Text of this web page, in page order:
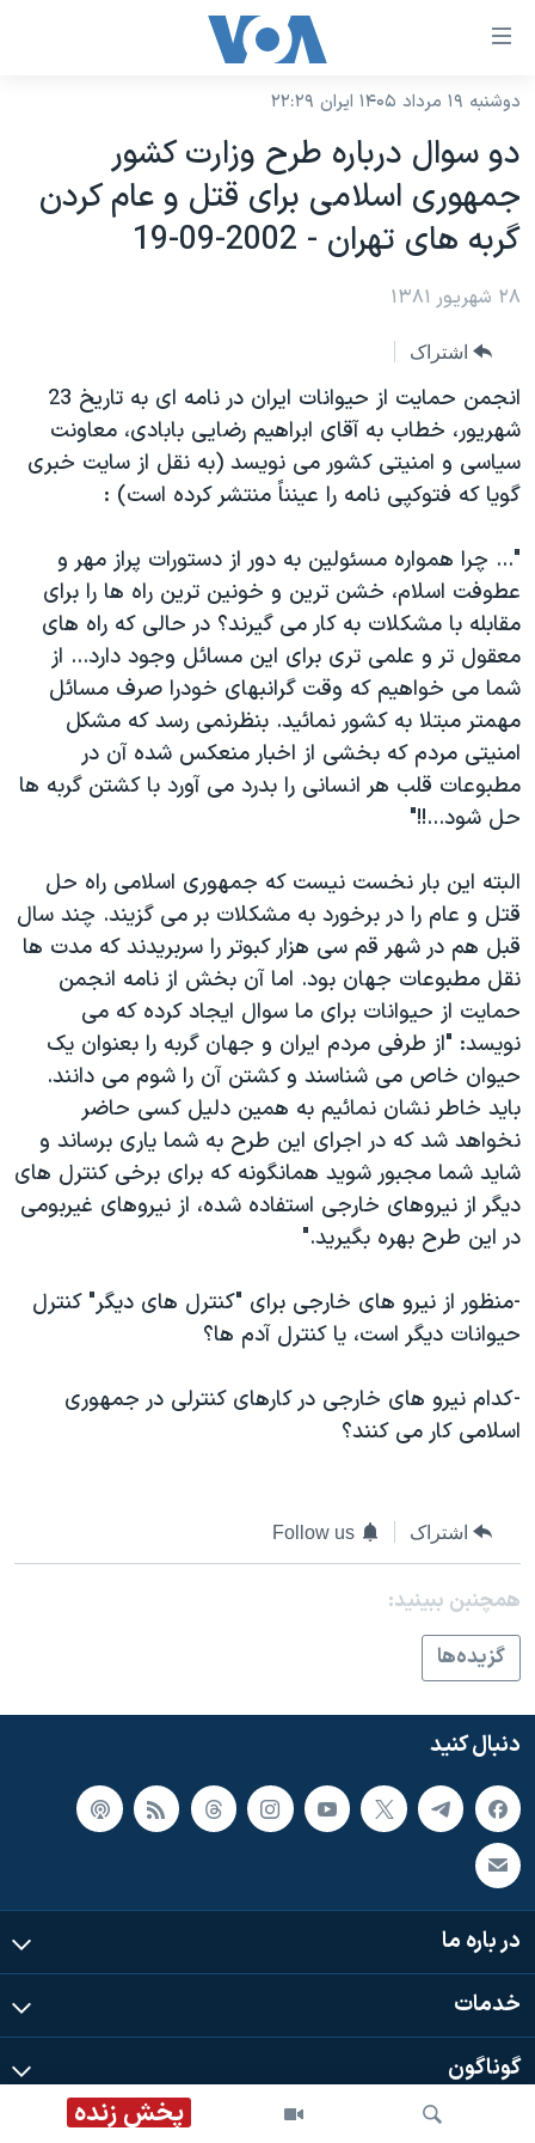
لینکهای
دسترسی
جهش
محتوای
اصلی
به
صفحه
جهش
به
جستجو
نسخه سبک وب‌سایت
موضوع ها
ایران
آمریکا
جهان
گزیده‌ها
ویژه برنامه‌ها
فرهنگ و زندگی
حقوق شهروندی
اقتصادی
علم و فناوری
اسرائیل در جنگ
گالری عکس
آرشیو پخش زنده
برنامه های تلویزیونی
جدول برنامه ها
صفحه‌های ویژه
جام جهانی ۲۰۲۶
عملیات خشم حماسی
۲۵۰سالگی آمریکا
مستندها
انتخابات ریاست جمهوری آمریکا ۲۰۲۴
حمله جمهوری اسلامی به اسرائیل
رمز مهسا
ورزش زنان در ایران
اعتراضات زن، زندگی، آزادی
مجموعه مستندهای دادخواهی
دادگاه حمید نوری
چهل سال گروگان‌گیری
قانون شفافیت دارائی کادر رهبری ایران
اعتراضات مردمی آبان ۹۸
اسرائیل در جنگ
نرگس محمدی برنده جایزه نوبل صلح
همایش محافظه‌کاران آمریکا «سی‌پک»
صفحه‌های ویژه
سفر پرزیدنت ترامپ به چین
فرکانس‌های صدای آمریکا
پخش رادیویی
یادگیری زبان انگلیسی
دنبال کنید
زبانهای مختلف
پخش زنده
دوشنبه ۱۹ مرداد ۱۴۰۵ ایران ۲۲:۲۹
دو سوال درباره طرح وزارت کشور
جمهوری اسلامی برای قتل و عام کردن
گربه های تهران - 2002-09-19
۲۸ شهریور ۱۳۸۱
اشتراک
انجمن حمايت از حيوانات ايران در نامه ای به تاريخ 23
شهريور، خطاب به آقای ابراهيم رضايی بابادی، معاونت
سياسی و امنيتی کشور می نويسد (به نقل از سايت خبری
گويا که فتوکپی نامه را عينناً منتشر کرده است) :
"... چرا همواره مسئولين به دور از دستورات پراز مهر و
عطوفت اسلام، خشن ترين و خونين ترين راه ها را برای
مقابله با مشکلات به کار می گيرند؟ در حالی که راه های
معقول تر و علمی تری برای اين مسائل وجود دارد... از
شما می خواهيم که وقت گرانبهای خودرا صرف مسائل
مهمتر مبتلا به کشور نمائيد. بنظرنمی رسد که مشکل
امنيتی مردم که بخشی از اخبار منعکس شده آن در
مطبوعات قلب هر انسانی را بدرد می آورد با کشتن گربه ها
حل شود...!!"
البته اين بار نخست نيست که جمهوری اسلامی راه حل
قتل و عام را در برخورد به مشکلات بر می گزيند. چند سال
قبل هم در شهر قم سی هزار کبوتر را سربريدند که مدت ها
نقل مطبوعات جهان بود. اما آن بخش از نامه انجمن
حمايت از حيوانات برای ما سوال ايجاد کرده که می
نويسد: "از طرفی مردم ايران و جهان گربه را بعنوان يک
حيوان خاص می شناسند و کشتن آن را شوم می دانند.
بايد خاطر نشان نمائيم به همين دليل کسی حاضر
نخواهد شد که در اجرای اين طرح به شما ياری برساند و
شايد شما مجبور شويد همانگونه که برای برخی کنترل های
ديگر از نيروهای خارجی استفاده شده، از نيروهای غيربومی
در اين طرح بهره بگيريد."
-منظور از نيرو های خارجی برای "کنترل های ديگر" کنترل
حيوانات ديگر است، يا کنترل آدم ها؟
-کدام نيرو های خارجی در کارهای کنترلی در جمهوری
اسلامی کار می کنند؟
اشتراک Follow us
همچنبن ببینید:
گزيده‌ها
دنبال کنید
در باره ما
خدمات
گوناگون